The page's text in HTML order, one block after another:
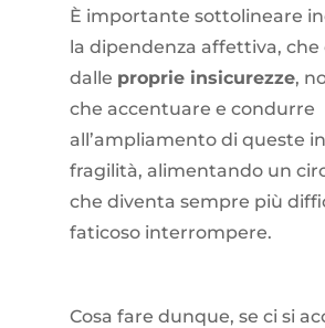
È importante sottolineare
la dipendenza affettiva, che
dalle proprie insicurezze,
che accentuare e condurre
all’ampliamento di queste
fragilità, alimentando un
che diventa sempre più
faticoso interrompere.
Cosa fare dunque, se ci si